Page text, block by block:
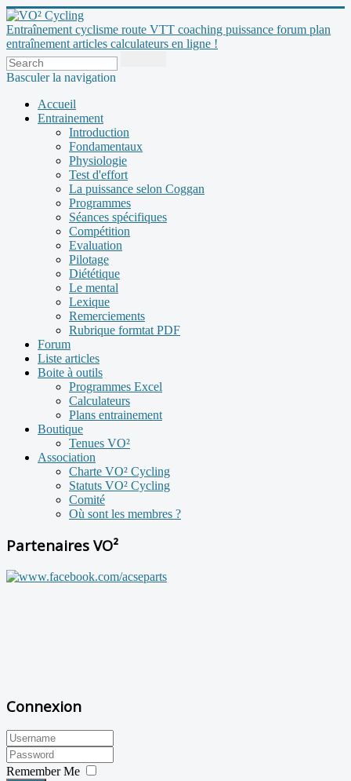
Entraînement cyclisme route VTT coaching puissance forum plan
entraînement articles calculateurs en ligne !
Basculer la navigation
Accueil
Entrainement
Introduction
Fondamentaux
Physiologie
Test d'effort
La puissance selon Coggan
Programmes
Séances spécifiques
Compétition
Evaluation
Pilotage
Diététique
Le mental
Lexique
Remerciements
Rubrique formtat PDF
Forum
Liste articles
Boite à outils
Programmes Excel
Calculateurs
Plans entrainement
Boutique
Tenues VO²
Association
Charte VO² Cycling
Statuts VO² Cycling
Comité
Où sont les membres ?
Partenaires VO²
Connexion
Remember Me